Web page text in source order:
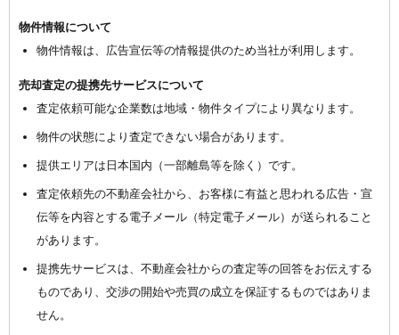
物件情報について
物件情報は、広告宣伝等の情報提供のため当社が利用します。
売却査定の提携先サービスについて
査定依頼可能な企業数は地域・物件タイプにより異なります。
物件の状態により査定できない場合があります。
提供エリアは日本国内（一部離島等を除く）です。
査定依頼先の不動産会社から、お客様に有益と思われる広告・宣
伝等を内容とする電子メール（特定電子メール）が送られること
があります。
提携先サービスは、不動産会社からの査定等の回答をお伝えする
ものであり、交渉の開始や売買の成立を保証するものではありま
せん。